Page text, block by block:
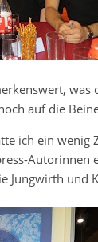
was
auf die
ich ein wenig
Autorinnen
Jungwirth und